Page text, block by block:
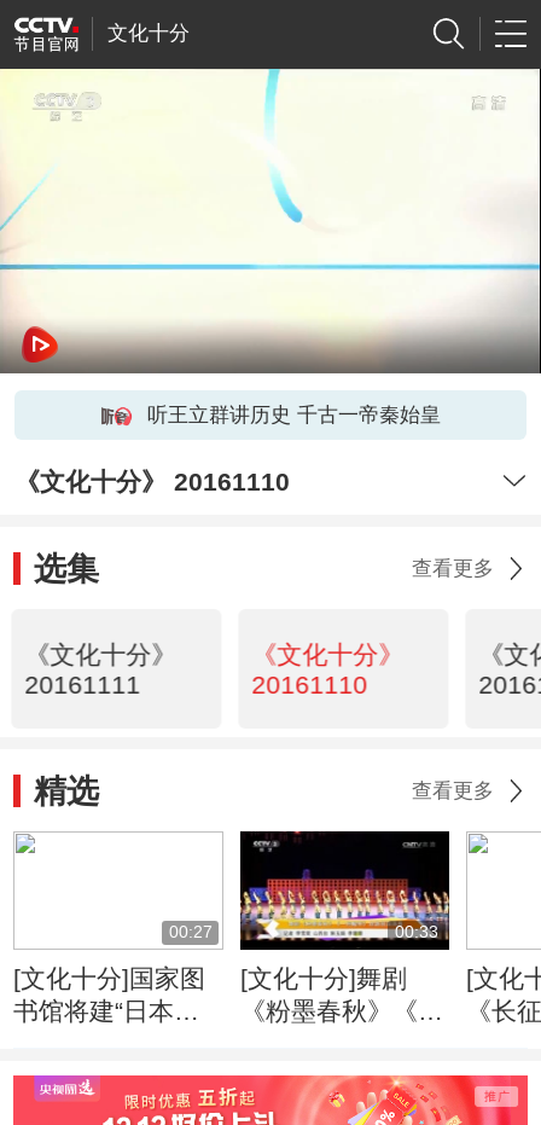
文化十分
听王立群讲历史 千古一帝秦始皇
《文化十分》 20161110
选集 查看更多
《文化十分》
20161111
《文化十分》
20161110
《
精选 查看更多
00:27
[文化十分]国家图
书馆将建“日本对
料”数据库
00:33
[文化十分]舞剧
《粉墨春秋》《一
落幕
[文化
《长